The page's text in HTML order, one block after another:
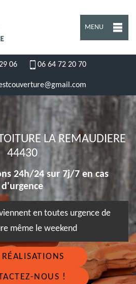
MENU
06 06 64 72 20 70
LA REMAUDIERE
44430
24h/24 sur 7j/7 en cas
d'urgence
en toutes urgence de
même le weekend
NOUS !